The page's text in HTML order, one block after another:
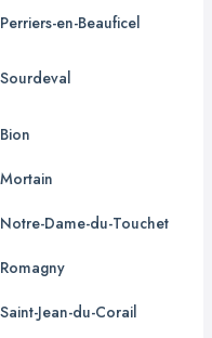
Perriers-en-Beauficel
Sourdeval
Bion
Mortain
Notre-Dame-du-Touchet
Romagny
Saint-Jean-du-Corail